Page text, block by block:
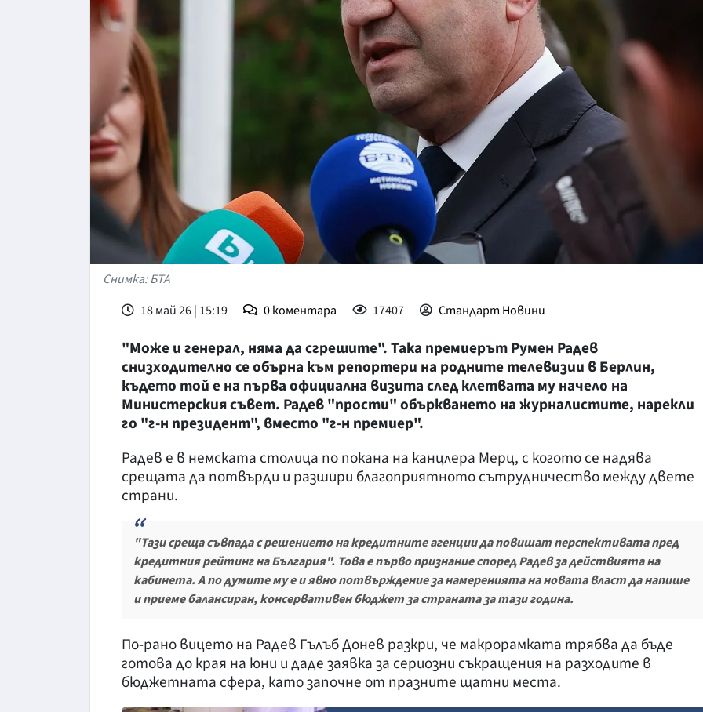
ВЯРА
ВОЙНАТА В
Снимка: БТА
18 май 26 | 15:19
0коментара 17407 Стандарт Новини
"Може и генерал, няма да сгрешите". Така премиерът Румен Радев
снизходително се обърна към репортери на родните телевизии в Берлин,
където той е на първа официална визита след клетвата му начело на
Министерския съвет. Радев "прости" объркването на журналистите, нарекли
го "г-н президент", вместо "г-н премиер".
Радев е в немската столица по покана на канцлера Мерц, с когото се надява
срещата да потвърди и разшири благоприятното сътрудничество между двете
страни.
"Тази среща съвпада с решението на кредитните агенции да повишат перспективата пред
кредитния рейтинг на България". Това е първо признание според Радев за действията на
кабинета. А по думите му е и явно потвърждение за намеренията на новата власт да напише
и приеме балансиран, консервативен бюджет за страната за тази година.
По-рано вицето на Радев Гълъб Донев разкри, че макрорамката трябва да бъде
готова до края на юни и даде заявка за сериозни съкращения на разходите в
бюджетната сфера, като започне от празните щатни места.